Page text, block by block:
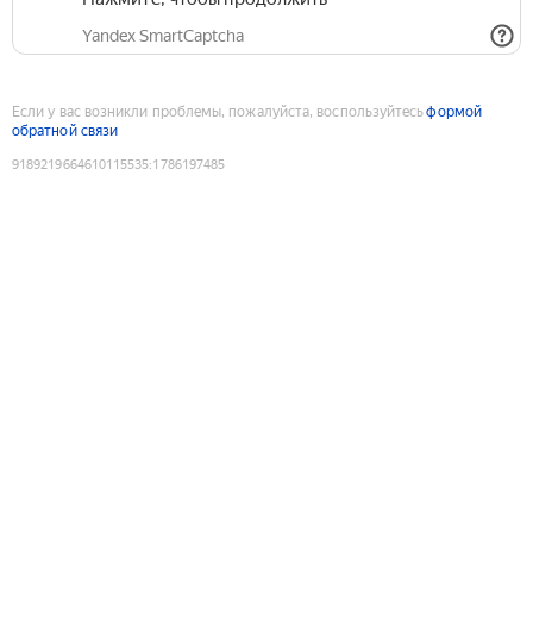
Yandex SmartCaptcha
Если у вас возникли проблемы, пожалуйста, воспользуйтесьформой
обратной связи
9189219664610115535:1786197485